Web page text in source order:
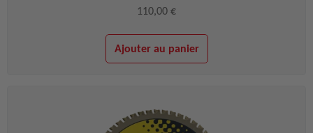
110,00 €
Ajouter au panier